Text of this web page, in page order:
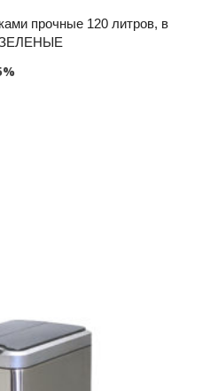
прочные 120 литров, в
ЗЕЛЕНЫЕ